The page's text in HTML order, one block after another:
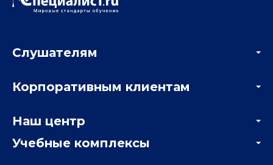
Учебные комплексы
Слушателям
Мастер-классы и вебинары
Корпоративным клиентам
Отзывы компаний
Наш центр
Информация о центре